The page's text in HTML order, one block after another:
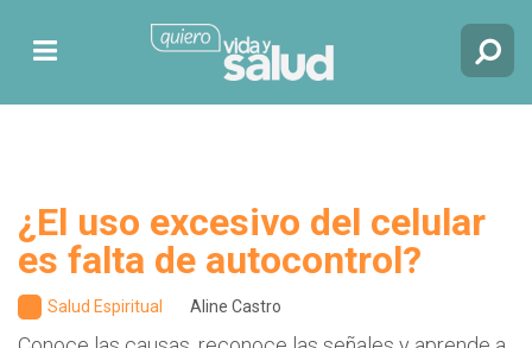
¿El uso excesivo del celular
es falta de autocontrol?
Salud Espiritual Aline Castro